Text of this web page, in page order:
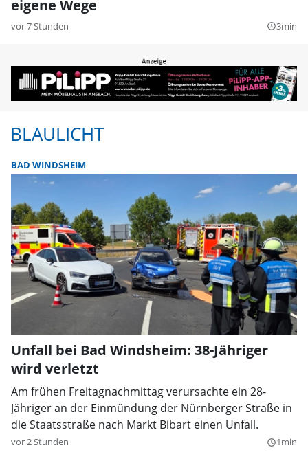
eigene Wege
vor 7 Stunden query_builder3min
BLAULICHT
BAD WINDSHEIM
Unfall bei Bad Windsheim: 38-Jähriger
wird verletzt
Am frühen Freitagnachmittag verursachte ein 28-
Jähriger an der Einmündung der Nürnberger Straße in
die Staatsstraße nach Markt Bibart einen Unfall.
vor 2 Stunden query_builder1min